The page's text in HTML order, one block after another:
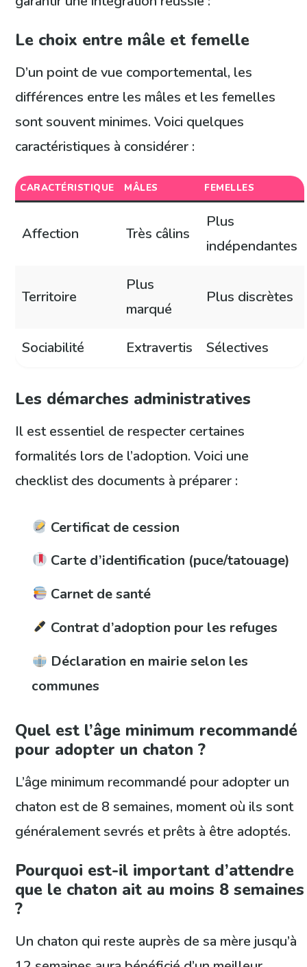
Le choix entre mâle et femelle
D’un point de vue comportemental, les
différences entre les mâles et les femelles
sont souvent minimes. Voici quelques
caractéristiques à considérer :
CARACTÉRISTIQUE MÂLES FEMELLES
Affection Très câlins
Plus
indépendantes
Territoire
Plus
marqué
Plus discrètes
Sociabilité Extravertis Sélectives
Les démarches administratives
Il est essentiel de respecter certaines
formalités lors de l’adoption. Voici une
checklist des documents à préparer :
Certificat de cession
Carte d’identification (puce/tatouage)
Carnet de santé
Contrat d’adoption pour les refuges
Déclaration en mairie selon les
communes
Quel est l’âge minimum recommandé
pour adopter un chaton ?
L’âge minimum recommandé pour adopter un
chaton est de 8 semaines, moment où ils sont
généralement sevrés et prêts à être adoptés.
Pourquoi est-il important d’attendre
que le chaton ait au moins 8 semaines
?
Un chaton qui reste auprès de sa mère jusqu’à